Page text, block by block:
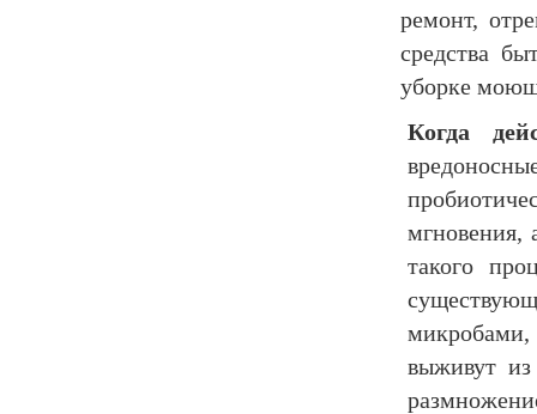
ремонт,
средства
уборке
Когда
мгновения,
такого
микробами,
выживут